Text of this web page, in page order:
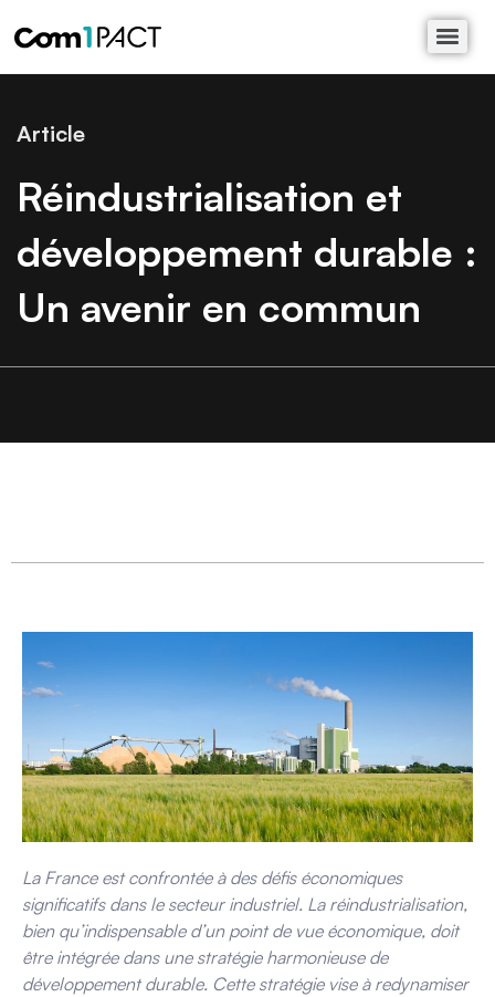
Article
Réindustrialisation et
développement durable :
Un avenir en commun
La France est confrontée à des défis économiques
significatifs dans le secteur industriel. La réindustrialisation,
bien qu’indispensable d’un point de vue économique, doit
être intégrée dans une stratégie harmonieuse de
développement durable. Cette stratégie vise à redynamiser